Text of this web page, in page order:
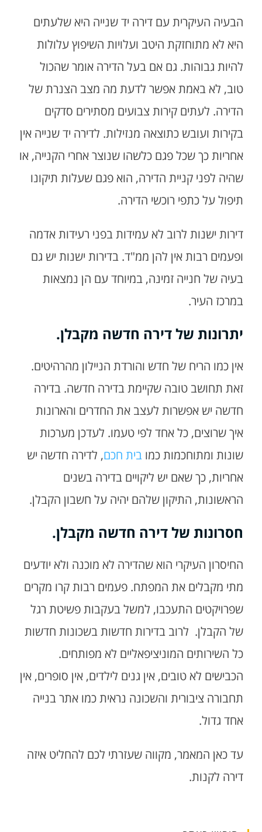
הבעיה העיקרית עם דירה יד שנייה היא שלעתים
היא לא מתוחזקת היטב ועלויות השיפוץ עלולות
להיות גבוהות. גם אם בעל הדירה אומר שהכול
טוב, לא באמת אפשר לדעת מה מצב הצנרת של
הדירה. לעתים קירות צבועים מסתירים סדקים
בקירות ועובש כתוצאה מנזילות. לדירה יד שנייה אין
אחריות כך שכל פגם כלשהו שנוצר אחרי הקנייה, או
שהיה לפני קניית הדירה, הוא פגם שעלות תיקונו
תיפול על כתפי רוכשי הדירה.
דירות ישנות לרוב לא עמידות בפני רעידות אדמה
ופעמים רבות אין להן ממ"ד. בדירות ישנות יש גם
בעיה של חנייה זמינה, במיוחד עם הן נמצאות
במרכז העיר.
יתרונות של דירה חדשה מקבלן.
אין כמו הריח של חדש והורדת הניילון מהרהיטים.
זאת תחושב טובה שקיימת בדירה חדשה. בדירה
חדשה יש אפשרות לעצב את החדרים והארונות
איך שרוצים, כל אחד לפי טעמו. לעדכן מערכות
שונות ומתוחכמות כמובית חכם, לדירה חדשה יש
אחריות, כך שאם יש ליקויים בדירה בשנים
הראשונות, התיקון שלהם יהיה על חשבון הקבלן.
חסרונות של דירה חדשה מקבלן.
החיסרון העיקרי הוא שהדירה לא מוכנה ולא יודעים
מתי מקבלים את המפתח. פעמים רבות קרו מקרים
שפרויקטים התעכבו, למשל בעקבות פשיטת רגל
של הקבלן. לרוב בדירות חדשות בשכונות חדשות
כל השירותים המוניציפאליים לא מפותחים.
הכבישים לא טובים, אין גנים לילדים, אין סופרים, אין
תחבורה ציבורית והשכונה נראית כמו אתר בנייה
אחד גדול.
עד כאן המאמר, מקווה שעזרתי לכם להחליט איזה
דירה לקנות.